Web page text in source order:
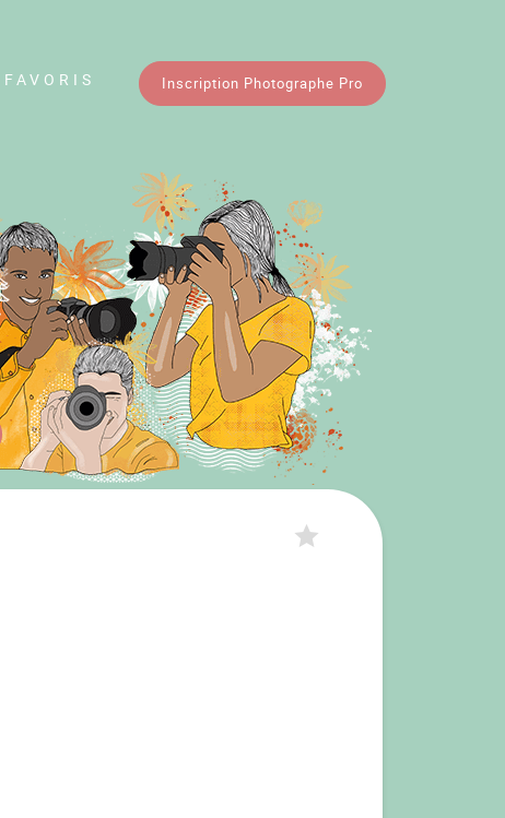
Inscription Photographe Pro